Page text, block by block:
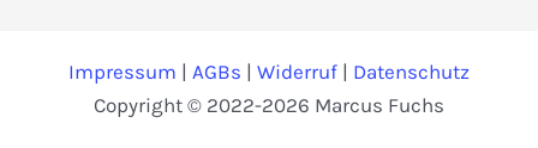
Impressum | AGBs | Widerruf | Datenschutz
Copyright © 2022-2026 Marcus Fuchs